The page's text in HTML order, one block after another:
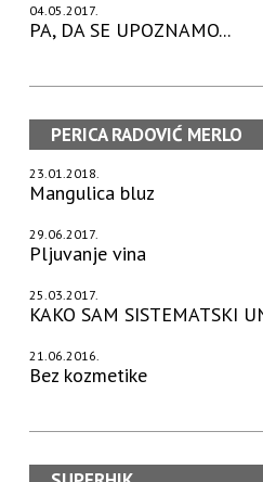
04.05.2017.
PA, DA SE UPOZNAMO...
PERICA RADOVIĆ MERLO
23.01.2018.
Mangulica bluz
29.06.2017.
Pljuvanje vina
25.03.2017.
KAKO SAM SISTEMATSKI
21.06.2016.
Bez kozmetike